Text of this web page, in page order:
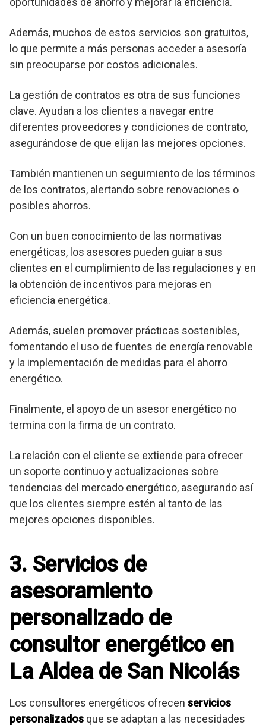
Además, muchos de estos servicios son gratuitos,
lo que permite a más personas acceder a asesoría
sin preocuparse por costos adicionales.
La gestión de contratos es otra de sus funciones
clave. Ayudan a los clientes a navegar entre
diferentes proveedores y condiciones de contrato,
asegurándose de que elijan las mejores opciones.
También mantienen un seguimiento de los términos
de los contratos, alertando sobre renovaciones o
posibles ahorros.
Con un buen conocimiento de las normativas
energéticas, los asesores pueden guiar a sus
clientes en el cumplimiento de las regulaciones y en
la obtención de incentivos para mejoras en
eficiencia energética.
Además, suelen promover prácticas sostenibles,
fomentando el uso de fuentes de energía renovable
y la implementación de medidas para el ahorro
energético.
Finalmente, el apoyo de un asesor energético no
termina con la firma de un contrato.
La relación con el cliente se extiende para ofrecer
un soporte continuo y actualizaciones sobre
tendencias del mercado energético, asegurando así
que los clientes siempre estén al tanto de las
mejores opciones disponibles.
3. Servicios de
asesoramiento
personalizado de
consultor energético en
La Aldea de San Nicolás
Los consultores energéticos ofrecen servicios
personalizados que se adaptan a las necesidades